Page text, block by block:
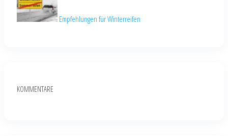
Empfehlungen für Winterreifen
KOMMENTARE